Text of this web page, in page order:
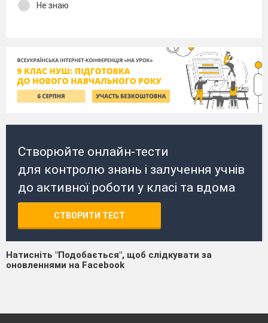
Не знаю
Створюйте онлайн-тести
для контролю знань і залучення учнів
до активної роботи у класі та вдома
СТВОРИТИ ТЕСТ
Натисніть "Подобається", щоб слідкувати за
оновленнями на Facebook